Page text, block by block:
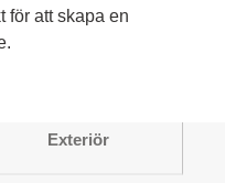
för att skapa en
Exteriör